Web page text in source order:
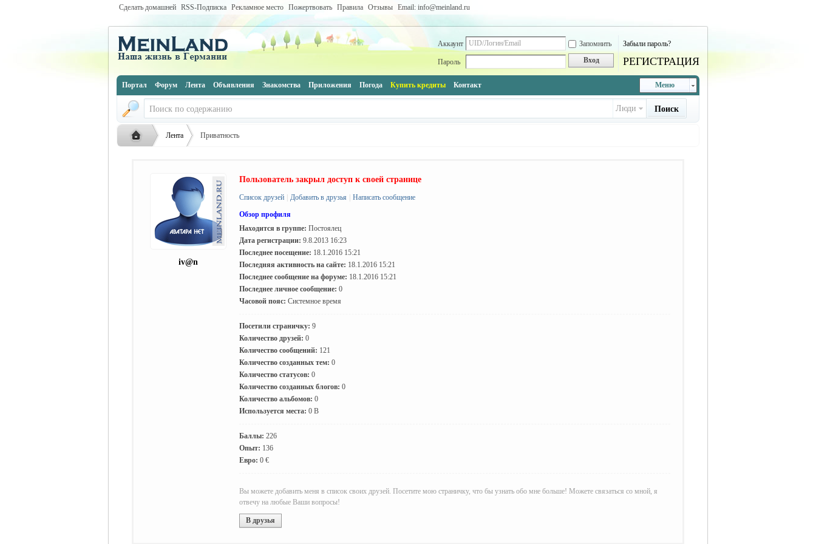
Сделать домашней RSS-Подписка Рекламное место Пожертвовать Правила Отзывы Email: info@meinland.ru
Аккаунт Запомнить Забыли пароль?
Пароль Вход РЕГИСТРАЦИЯ
Меню
Портал Форум Лента Объявления Знакомства Приложения Погода Купить кредиты Контакт
Люди Поиск
Лента Приватность
iv@n
Пользователь закрыл доступ к своей странице
Список друзей Добавить в друзья
Написать сообщение
Обзор профиля
Находится в группе: Постоялец
Дата регистрации: 9.8.2013 16:23
Последнее посещение: 18.1.2016 15:21
Последняя активность на сайте: 18.1.2016 15:21
Последнее сообщение на форуме: 18.1.2016 15:21
Последнее личное сообщение: 0
Часовой пояс: Системное время
Посетили страничку: 9
Количество друзей: 0
Количество сообщений: 121
Количество созданных тем: 0
Количество статусов: 0
Количество созданных блогов: 0
Количество альбомов: 0
Используется места: 0 B
Баллы: 226
Опыт: 136
Евро: 0 €
Вы можете добавить меня в список своих друзей. Посетите мою страничку, что бы узнать обо мне больше! Можете связаться со мной, я
отвечу на любые Ваши вопросы!
В друзья